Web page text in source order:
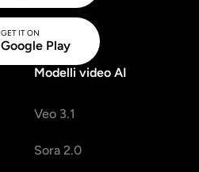
GET IT ON
Google Play
Modelli video AI
Veo 3.1
Sora 2.0